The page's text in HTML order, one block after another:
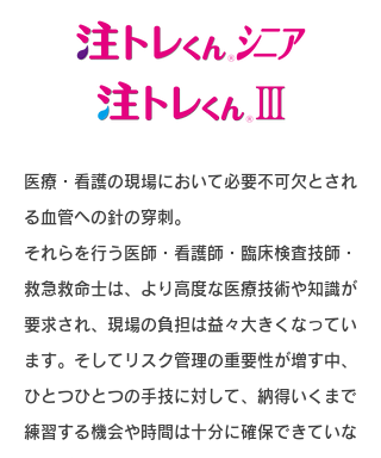
医療・看護の現場において必要不可欠とされ
る血管への針の穿刺。
それらを行う医師・看護師・臨床検査技師・
救急救命士は、より高度な医療技術や知識が
要求され、現場の負担は益々大きくなってい
ます。そしてリスク管理の重要性が増す中、
ひとつひとつの手技に対して、納得いくまで
練習する機会や時間は十分に確保できていな